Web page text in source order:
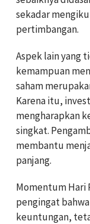
sekadar
pertimbangan.
Aspek lain yang
kemampuan
saham
Karena itu,
mengharapkan
singkat.
membantu
panjang.
Momentum Hari
pengingat
keuntungan,